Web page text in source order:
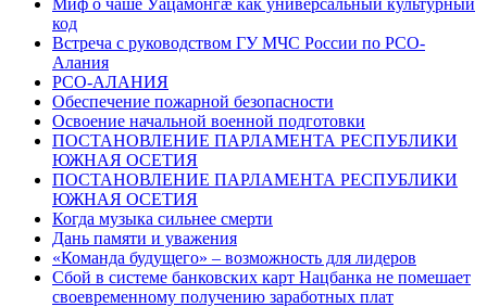
Миф о чаше Уацамонгæ как универсальный культурный
код
Встреча с руководством ГУ МЧС России по РСО-
Алания
РСО-АЛАНИЯ
Обеспечение пожарной безопасности
Освоение начальной военной подготовки
ПОСТАНОВЛЕНИЕ ПАРЛАМЕНТА РЕСПУБЛИКИ
ЮЖНАЯ ОСЕТИЯ
ПОСТАНОВЛЕНИЕ ПАРЛАМЕНТА РЕСПУБЛИКИ
ЮЖНАЯ ОСЕТИЯ
Когда музыка сильнее смерти
Дань памяти и уважения
«Команда будущего» – возможность для лидеров
Сбой в системе банковских карт Нацбанка не помешает
своевременному получению заработных плат